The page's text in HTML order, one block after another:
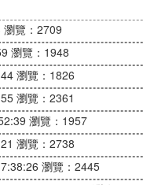
瀏覽：2709
瀏覽：1948
瀏覽：1826
瀏覽：2361
瀏覽：1957
瀏覽：2738
瀏覽：2445